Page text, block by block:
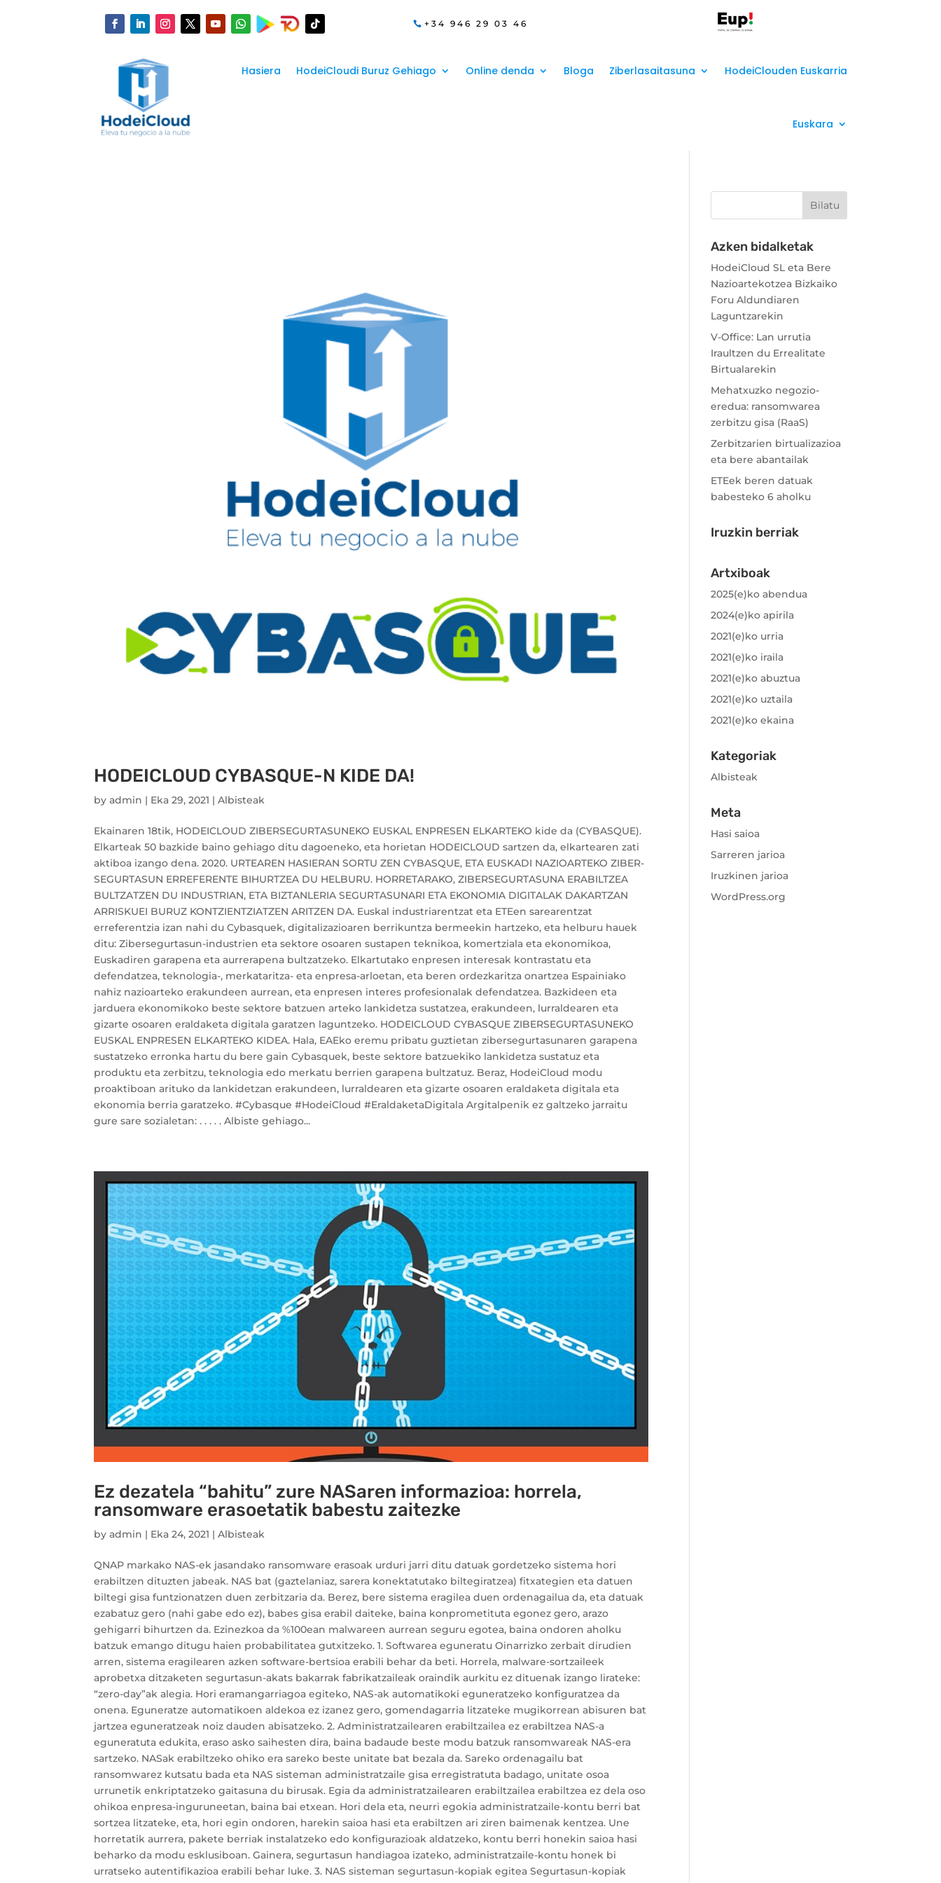
+34 946 29 03 46
Hasiera HodeiCloudi Buruz Gehiago Online denda Bloga Ziberlasaitasuna HodeiClouden Euskarria
Euskara
HODEICLOUD CYBASQUE-N KIDE DA!
byadmin | Eka 29, 2021 |Albisteak
Ekainaren 18tik, HODEICLOUD ZIBERSEGURTASUNEKO EUSKAL ENPRESEN ELKARTEKO kide da (CYBASQUE).
Elkarteak 50 bazkide baino gehiago ditu dagoeneko, eta horietan HODEICLOUD sartzen da, elkartearen zati
aktiboa izango dena. 2020. URTEAREN HASIERAN SORTU ZEN CYBASQUE, ETA EUSKADI NAZIOARTEKO ZIBER-
SEGURTASUN ERREFERENTE BIHURTZEA DU HELBURU. HORRETARAKO, ZIBERSEGURTASUNA ERABILTZEA
BULTZATZEN DU INDUSTRIAN, ETA BIZTANLERIA SEGURTASUNARI ETA EKONOMIA DIGITALAK DAKARTZAN
ARRISKUEI BURUZ KONTZIENTZIATZEN ARITZEN DA. Euskal industriarentzat eta ETEen sarearentzat
erreferentzia izan nahi du Cybasquek, digitalizazioaren berrikuntza bermeekin hartzeko, eta helburu hauek
ditu: Zibersegurtasun-industrien eta sektore osoaren sustapen teknikoa, komertziala eta ekonomikoa,
Euskadiren garapena eta aurrerapena bultzatzeko. Elkartutako enpresen interesak kontrastatu eta
defendatzea, teknologia-, merkataritza- eta enpresa-arloetan, eta beren ordezkaritza onartzea Espainiako
nahiz nazioarteko erakundeen aurrean, eta enpresen interes profesionalak defendatzea. Bazkideen eta
jarduera ekonomikoko beste sektore batzuen arteko lankidetza sustatzea, erakundeen, lurraldearen eta
gizarte osoaren eraldaketa digitala garatzen laguntzeko. HODEICLOUD CYBASQUE ZIBERSEGURTASUNEKO
EUSKAL ENPRESEN ELKARTEKO KIDEA. Hala, EAEko eremu pribatu guztietan zibersegurtasunaren garapena
sustatzeko erronka hartu du bere gain Cybasquek, beste sektore batzuekiko lankidetza sustatuz eta
produktu eta zerbitzu, teknologia edo merkatu berrien garapena bultzatuz. Beraz, HodeiCloud modu
proaktiboan arituko da lankidetzan erakundeen, lurraldearen eta gizarte osoaren eraldaketa digitala eta
ekonomia berria garatzeko. #Cybasque #HodeiCloud #EraldaketaDigitala Argitalpenik ez galtzeko jarraitu
gure sare sozialetan: . . . . . Albiste gehiago...
Ez dezatela “bahitu” zure NASaren informazioa: horrela,
ransomware erasoetatik babestu zaitezke
byadmin | Eka 24, 2021 |Albisteak
QNAP markako NAS-ek jasandako ransomware erasoak urduri jarri ditu datuak gordetzeko sistema hori
erabiltzen dituzten jabeak. NAS bat (gaztelaniaz, sarera konektatutako biltegiratzea) fitxategien eta datuen
biltegi gisa funtzionatzen duen zerbitzaria da. Berez, bere sistema eragilea duen ordenagailua da, eta datuak
ezabatuz gero (nahi gabe edo ez), babes gisa erabil daiteke, baina konprometituta egonez gero, arazo
gehigarri bihurtzen da. Ezinezkoa da %100ean malwareen aurrean seguru egotea, baina ondoren aholku
batzuk emango ditugu haien probabilitatea gutxitzeko. 1. Softwarea eguneratu Oinarrizko zerbait dirudien
arren, sistema eragilearen azken software-bertsioa erabili behar da beti. Horrela, malware-sortzaileek
aprobetxa ditzaketen segurtasun-akats bakarrak fabrikatzaileak oraindik aurkitu ez dituenak izango lirateke:
“zero-day”ak alegia. Hori eramangarriagoa egiteko, NAS-ak automatikoki eguneratzeko konfiguratzea da
onena. Eguneratze automatikoen aldekoa ez izanez gero, gomendagarria litzateke mugikorrean abisuren bat
jartzea eguneratzeak noiz dauden abisatzeko. 2. Administratzailearen erabiltzailea ez erabiltzea NAS-a
eguneratuta edukita, eraso asko saihesten dira, baina badaude beste modu batzuk ransomwareak NAS-era
sartzeko. NASak erabiltzeko ohiko era sareko beste unitate bat bezala da. Sareko ordenagailu bat
ransomwarez kutsatu bada eta NAS sisteman administratzaile gisa erregistratuta badago, unitate osoa
urrunetik enkriptatzeko gaitasuna du birusak. Egia da administratzailearen erabiltzailea erabiltzea ez dela oso
ohikoa enpresa-inguruneetan, baina bai etxean. Hori dela eta, neurri egokia administratzaile-kontu berri bat
sortzea litzateke, eta, hori egin ondoren, harekin saioa hasi eta erabiltzen ari ziren baimenak kentzea. Une
horretatik aurrera, pakete berriak instalatzeko edo konfigurazioak aldatzeko, kontu berri honekin saioa hasi
beharko da modu esklusiboan. Gainera, segurtasun handiagoa izateko, administratzaile-kontu honek bi
urratseko autentifikazioa erabili behar luke. 3. NAS sisteman segurtasun-kopiak egitea Segurtasun-kopiak
Azken bidalketak
HodeiCloud SL eta Bere
Nazioartekotzea Bizkaiko
Foru Aldundiaren
Laguntzarekin
V-Office: Lan urrutia
Iraultzen du Errealitate
Birtualarekin
Mehatxuzko negozio-
eredua: ransomwarea
zerbitzu gisa (RaaS)
Zerbitzarien birtualizazioa
eta bere abantailak
ETEek beren datuak
babesteko 6 aholku
Iruzkin berriak
Artxiboak
2025(e)ko abendua
2024(e)ko apirila
2021(e)ko urria
2021(e)ko iraila
2021(e)ko abuztua
2021(e)ko uztaila
2021(e)ko ekaina
Kategoriak
Albisteak
Meta
Hasi saioa
Sarreren jarioa
Iruzkinen jarioa
WordPress.org